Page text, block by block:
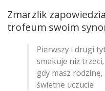
Zmarzlik
trofeum swoim
Pierwszy i drugi
smakuje niż
gdy masz
świetne uczucie